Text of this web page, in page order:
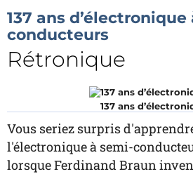
137 ans d’électronique
conducteurs
Rétronique
137 ans
Vous seriez surpris
l'électronique à semi-
lorsque Ferdinand Braun